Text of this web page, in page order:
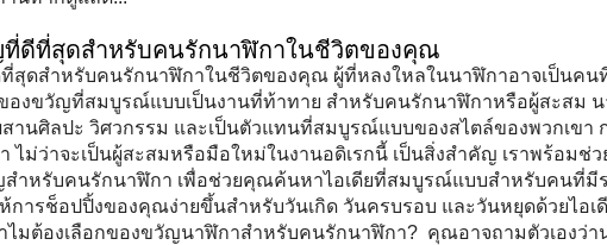
ดีที่สุดสำหรับคนรักนาฬิกาในชีวิตของคุณ
ดสำหรับคนรักนาฬิกาในชีวิตของคุณ ผู้ที่หลงใหลในนาฬิกาอาจเป็นคน
องขวัญที่สมบูรณ์แบบเป็นงานที่ท้าทาย สำหรับคนรักนาฬิกาหรือผู้สะสม น
สานศิลปะ วิศวกรรม และเป็นตัวแทนที่สมบูรณ์แบบของสไตล์ของพวกเขา
ไม่ว่าจะเป็นผู้สะสมหรือมือใหม่ในงานอดิเรกนี้ เป็นสิ่งสำคัญ เราพร้อมช่
สำหรับคนรักนาฬิกา เพื่อช่วยคุณค้นหาไอเดียที่สมบูรณ์แบบสำหรับคนที่มี
การช็อปปิ้งของคุณง่ายขึ้นสำหรับวันเกิด วันครบรอบ และวันหยุดด้วยไอเ
ำไมต้องเลือกของขวัญนาฬิกาสำหรับคนรักนาฬิกา? คุณอาจถามตัวเองว่